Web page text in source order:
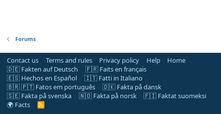
Forums
Contact us Terms and rules Privacy policy Help
Home
🇩🇪 Fakten auf Deutsch
🇫🇷 Faits en français
🇪🇸 Hechos en Español
🇮🇹 Fatti in Italiano
🇧🇷 🇵🇹 Fatos em português
🇩🇰 Fakta på dansk
🇸🇪 Fakta på svenska
🇳🇴 Fakta på norsk
🇫🇮 Faktat suomeksi
🌍 Facts
R